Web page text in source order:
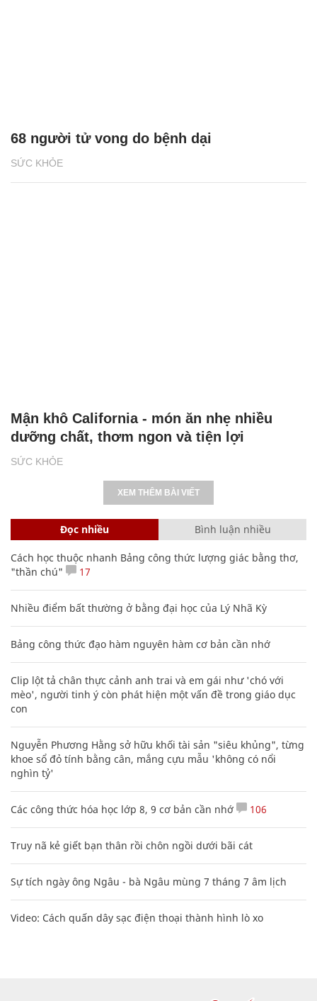
SỨC KHỎE
68 người tử vong do bệnh dại
SỨC KHỎE
Mận khô California - món ăn nhẹ nhiều
dưỡng chất, thơm ngon và tiện lợi
XEM THÊM BÀI VIẾT
Đọc nhiều Bình luận nhiều
Cách học thuộc nhanh Bảng công thức lượng giác bằng thơ,
"thần chú"
17
Nhiều điểm bất thường ở bằng đại học của Lý Nhã Kỳ
Bảng công thức đạo hàm nguyên hàm cơ bản cần nhớ
Clip lột tả chân thực cảnh anh trai và em gái như 'chó với
mèo', người tinh ý còn phát hiện một vấn đề trong giáo dục
con
Nguyễn Phương Hằng sở hữu khối tài sản "siêu khủng", từng
khoe sổ đỏ tính bằng cân, mắng cựu mẫu 'không có nổi
nghìn tỷ'
Các công thức hóa học lớp 8, 9 cơ bản cần nhớ 106
Truy nã kẻ giết bạn thân rồi chôn ngồi dưới bãi cát
Sự tích ngày ông Ngâu - bà Ngâu mùng 7 tháng 7 âm lịch
Video: Cách quấn dây sạc điện thoại thành hình lò xo